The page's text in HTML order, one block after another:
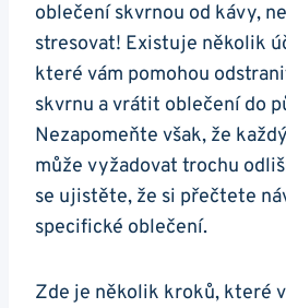
oblečení skvrnou‌ od kávy,
stresovat! Existuje několik
které vám ‌pomohou
skvrnu a vrátit oblečení do
Nezapomeňte⁣ však,⁢ že
může vyžadovat trochu
se ujistěte, že si přečtete
specifické oblečení.
Zde‌ je několik kroků, ‌které